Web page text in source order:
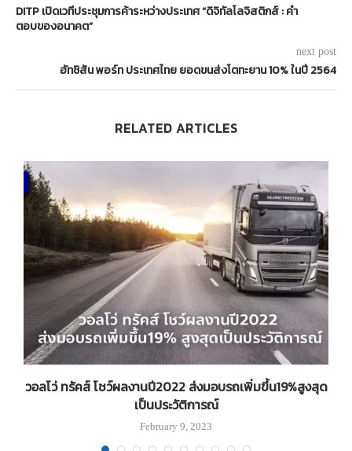
DITP เปิดเวทีประชุมการค้าระหว่างประเทศ “ดิจิทัลโลจิสติกส์ : คำ
ตอบของอนาคต”
next post
ฮัทชิสัน พอร์ท ประเทศไทย ยอดขนส่งโตทะยาน 10% ในปี 2564
RELATED ARTICLES
วอลโว่ ทรัคส์ โชว์ผลงานปี2022 ส่งมอบรถเพิ่มขึ้น19%สูงสุด
เป็นประวัติการณ์
February 9, 2023